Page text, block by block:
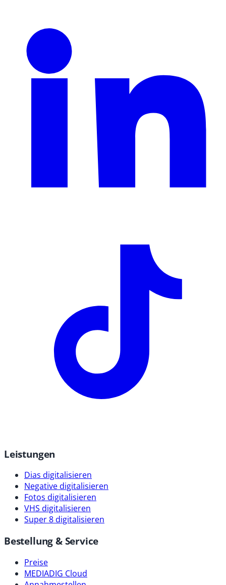
Leistungen
Dias digitalisieren
Negative digitalisieren
Fotos digitalisieren
VHS digitalisieren
Super 8 digitalisieren
Bestellung & Service
Preise
MEDIADIG Cloud